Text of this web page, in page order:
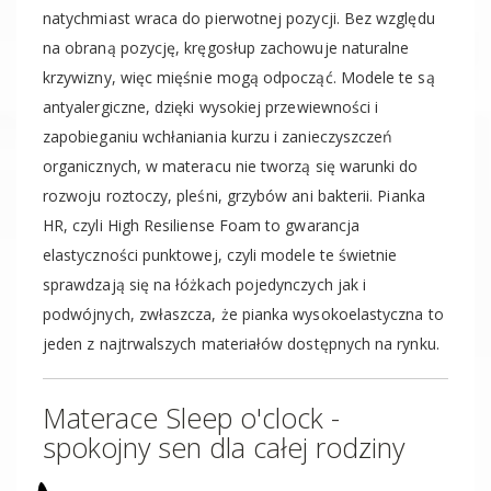
natychmiast wraca do pierwotnej pozycji. Bez względu
na obraną pozycję, kręgosłup zachowuje naturalne
krzywizny, więc mięśnie mogą odpocząć. Modele te są
antyalergiczne, dzięki wysokiej przewiewności i
zapobieganiu wchłaniania kurzu i zanieczyszczeń
organicznych, w materacu nie tworzą się warunki do
rozwoju roztoczy, pleśni, grzybów ani bakterii. Pianka
HR, czyli High Resiliense Foam to gwarancja
elastyczności punktowej, czyli modele te świetnie
sprawdzają się na łóżkach pojedynczych jak i
podwójnych, zwłaszcza, że pianka wysokoelastyczna to
jeden z najtrwalszych materiałów dostępnych na rynku.
Materace Sleep o'clock -
spokojny sen dla całej rodziny